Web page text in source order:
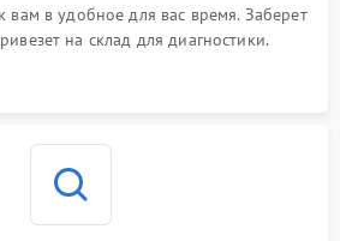
вам в удобное для вас время. Заберет
на склад для диагностики.